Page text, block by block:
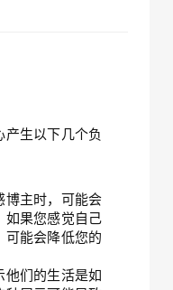
产生以下几个负
博主时，可能会
如果您感觉自己
可能会降低您的
他们的生活是如